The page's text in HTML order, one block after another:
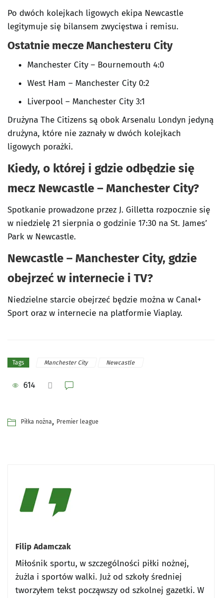
Po dwóch kolejkach ligowych ekipa Newcastle
legitymuje się bilansem zwycięstwa i remisu.
Ostatnie mecze Manchesteru City
Manchester City – Bournemouth 4:0
West Ham – Manchester City 0:2
Liverpool – Manchester City 3:1
Drużyna The Citizens są obok Arsenalu Londyn jedyną
drużyna, które nie zaznały w dwóch kolejkach
ligowych porażki.
Kiedy, o której i gdzie odbędzie się
mecz Newcastle – Manchester City?
Spotkanie prowadzone przez J. Gilletta rozpocznie się
w niedzielę 21 sierpnia o godzinie 17:30 na St. James’
Park w Newcastle.
Newcastle – Manchester City, gdzie
obejrzeć w internecie i TV?
Niedzielne starcie obejrzeć będzie można w Canal+
Sport oraz w internecie na platformie Viaplay.
Tags Manchester City Newcastle
614
Piłka nożna, Premier league
Filip Adamczak
Miłośnik sportu, w szczególności piłki nożnej,
żużla i sportów walki. Już od szkoły średniej
tworzyłem tekst począwszy od szkolnej gazetki. W